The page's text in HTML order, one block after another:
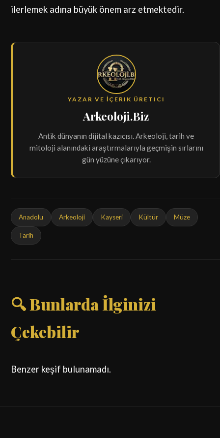
ilerlemek adına büyük önem arz etmektedir.
YAZAR VE İÇERIK ÜRETICI
Arkeoloji.Biz
Antik dünyanın dijital kazıcısı. Arkeoloji, tarih ve
mitoloji alanındaki araştırmalarıyla geçmişin sırlarını
gün yüzüne çıkarıyor.
Anadolu Arkeoloji Kayseri Kültür Müze
Tarih
🔍 Bunlarda İlginizi
Çekebilir
Benzer keşif bulunamadı.